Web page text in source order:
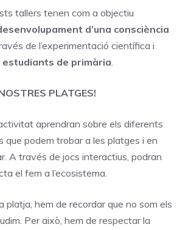
tallers tenen com a objectiu
d’una consciència
de l’experimentació científica i
estudiants de primària.
PLATGES!
aprendran sobre els diferents
que podem trobar a les platges i en
A través de jocs interactius, podran
el fem a l’ecosistema.
platja, hem de recordar que no som els
Per això, hem de respectar la